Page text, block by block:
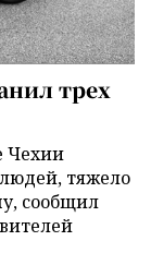
трех
Чехии
тяжело
сообщил